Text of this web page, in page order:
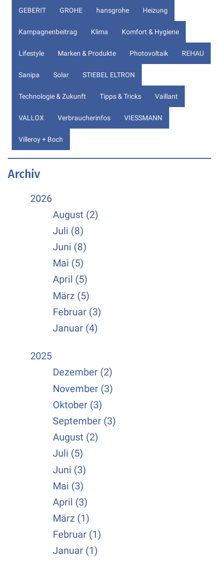
GEBERIT GROHE hansgrohe Heizung
Kampagnenbeitrag Klima Komfort & Hygiene
Lifestyle Marken & Produkte Photovoltaik REHAU
Sanipa Solar STIEBEL ELTRON
Technologie & Zukunft Tipps & Tricks Vaillant
VALLOX Verbraucherinfos VIESSMANN
Villeroy + Boch
Archiv
2026
August (2)
Juli (8)
Juni (8)
Mai (5)
April (5)
März (5)
Februar (3)
Januar (4)
2025
Dezember (2)
November (3)
Oktober (3)
September (3)
August (2)
Juli (5)
Juni (3)
Mai (3)
April (3)
März (1)
Februar (1)
Januar (1)